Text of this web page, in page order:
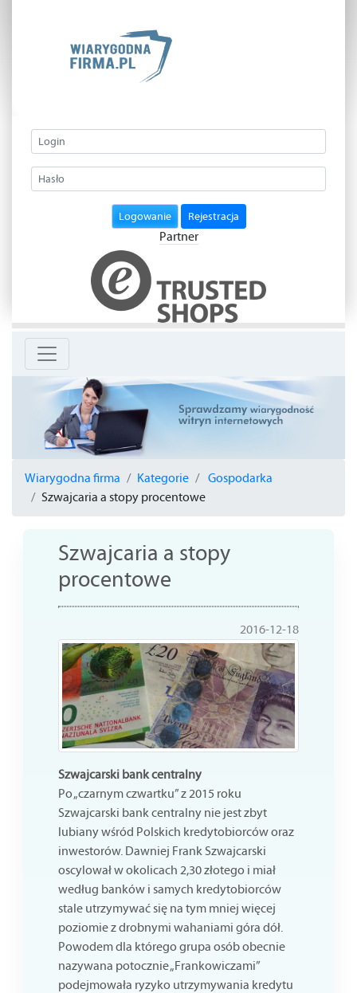
Logowanie Rejestracja
Partner
Wiarygodna firma Kategorie
Gospodarka
Szwajcaria a stopy procentowe
Szwajcaria a stopy
procentowe
2016-12-18
Szwajcarski bank centralny
Po „czarnym czwartku” z 2015 roku
Szwajcarski bank centralny nie jest zbyt
lubiany wśród Polskich kredytobiorców oraz
inwestorów. Dawniej Frank Szwajcarski
oscylował w okolicach 2,30 złotego i miał
według banków i samych kredytobiorców
stale utrzymywać się na tym mniej więcej
poziomie z drobnymi wahaniami góra dół.
Powodem dla którego grupa osób obecnie
nazywana potocznie „Frankowiczami”
podejmowała ryzyko utrzymywania kredytu